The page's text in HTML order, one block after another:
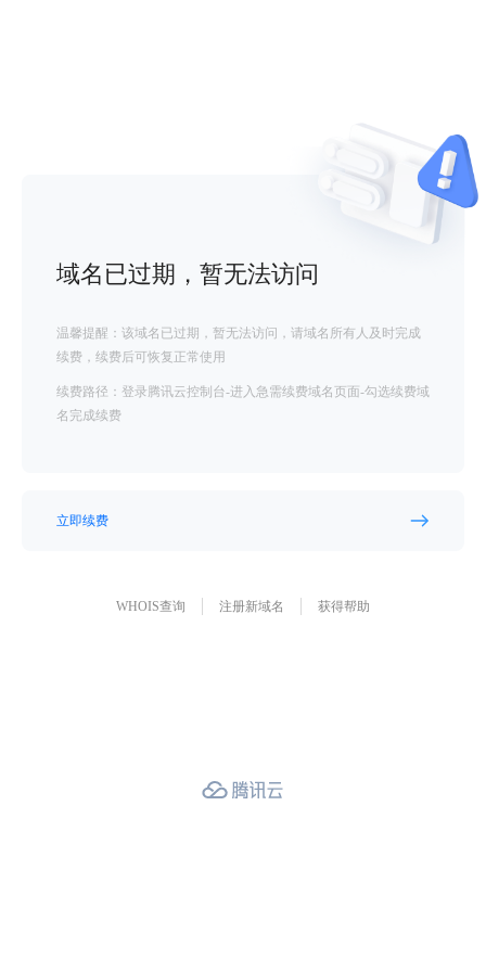
域名已过期，暂无法访问
温馨提醒：该域名已过期，暂无法访问，请域名所有人及时完成
续费，续费后可恢复正常使用
续费路径：登录腾讯云控制台-进入急需续费域名页面-勾选续费域
名完成续费
立即续费
WHOIS查询 注册新域名 获得帮助